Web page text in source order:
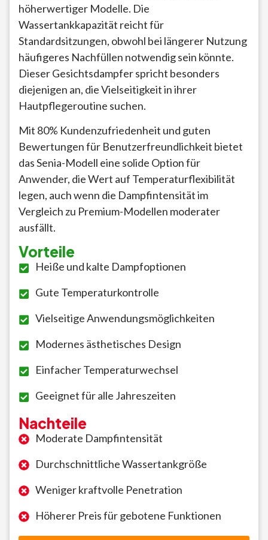
höherwertiger Modelle. Die
Wassertankkapazität reicht für
Standardsitzungen, obwohl bei längerer Nutzung
häufigeres Nachfüllen notwendig sein könnte.
Dieser Gesichtsdampfer spricht besonders
diejenigen an, die Vielseitigkeit in ihrer
Hautpflegeroutine suchen.
Mit 80% Kundenzufriedenheit und guten
Bewertungen für Benutzerfreundlichkeit bietet
das Senia-Modell eine solide Option für
Anwender, die Wert auf Temperaturflexibilität
legen, auch wenn die Dampfintensität im
Vergleich zu Premium-Modellen moderater
ausfällt.
Vorteile
Heiße und kalte Dampfoptionen
Gute Temperaturkontrolle
Vielseitige Anwendungsmöglichkeiten
Modernes ästhetisches Design
Einfacher Temperaturwechsel
Geeignet für alle Jahreszeiten
Nachteile
Moderate Dampfintensität
Durchschnittliche Wassertankgröße
Weniger kraftvolle Penetration
Höherer Preis für gebotene Funktionen